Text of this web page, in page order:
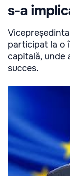
s-a
participat la o
capitală, unde
succes.